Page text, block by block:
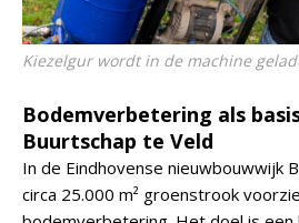
Kiezelgur wordt in de machine
Bodemverbetering als
Buurtschap te Veld
In de Eindhovense nieuwbouwwijk
circa 25.000 m² groenstrook